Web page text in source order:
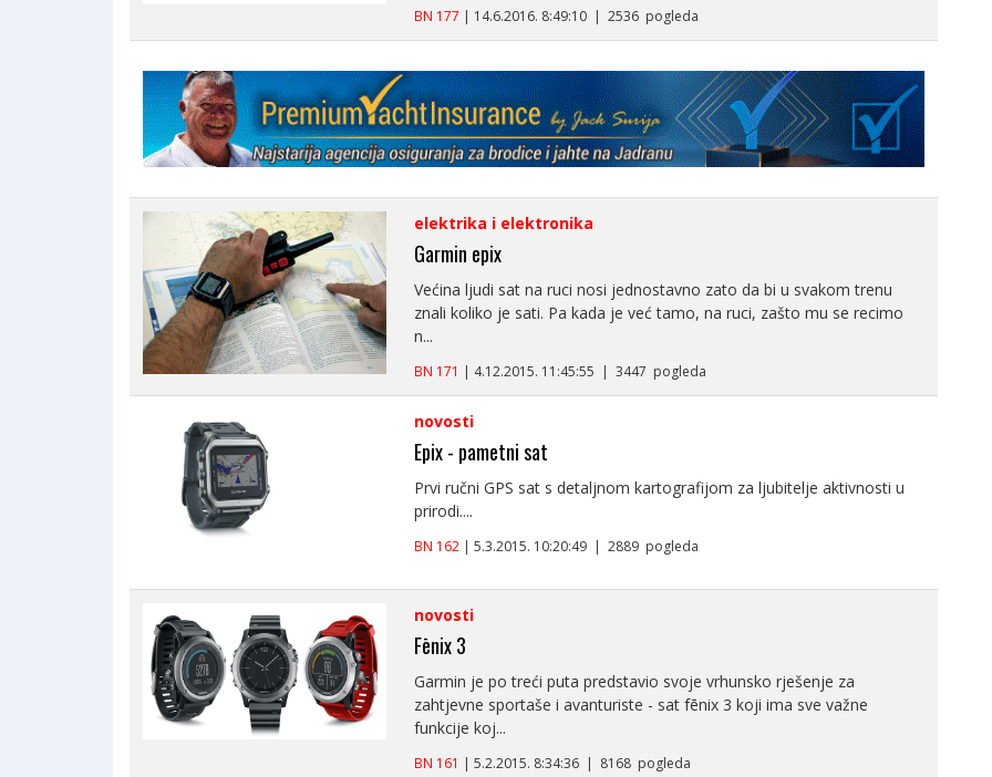
BN 177 | 14.6.2016. 8:49:10 | 2536 pogleda
elektrika i elektronika
Garmin epix
Većina ljudi sat na ruci nosi jednostavno zato da bi u svakom trenu
znali koliko je sati. Pa kada je već tamo, na ruci, zašto mu se recimo
n...
BN 171 | 4.12.2015. 11:45:55 | 3447 pogleda
novosti
Epix - pametni sat
Prvi ručni GPS sat s detaljnom kartografijom za ljubitelje aktivnosti u
prirodi....
BN 162 | 5.3.2015. 10:20:49 | 2889 pogleda
novosti
Fēnix 3
Garmin je po treći puta predstavio svoje vrhunsko rješenje za
zahtjevne sportaše i avanturiste - sat fēnix 3 koji ima sve važne
funkcije koj...
BN 161 | 5.2.2015. 8:34:36 | 8168 pogleda